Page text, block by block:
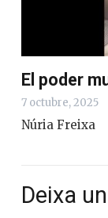
El poder
7 octubre, 2025
Núria Freixa
Deixa